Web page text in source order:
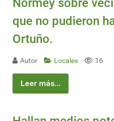
Normey sobre
que no pudieron
Ortuño.
Autor Locales 16
Leer más...